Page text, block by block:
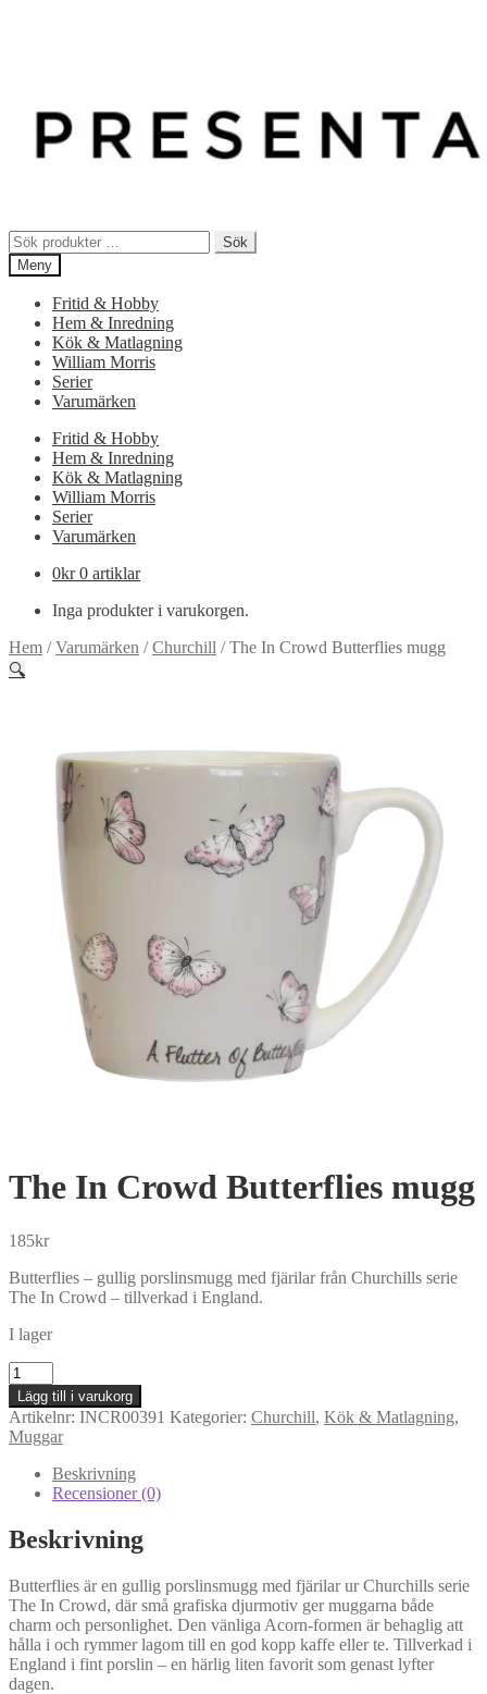
Sök
efter:
Sök
Meny
Fritid & Hobby
Hem & Inredning
Kök & Matlagning
William Morris
Serier
Varumärken
Fritid & Hobby
Hem & Inredning
Kök & Matlagning
William Morris
Serier
Varumärken
0kr 0 artiklar
Inga produkter i varukorgen.
Hem /Varumärken /Churchill /The In Crowd Butterflies mugg
🔍
The In Crowd Butterflies mugg
185kr
Butterflies – gullig porslinsmugg med fjärilar från Churchills serie
The In Crowd – tillverkad i England.
I lager
The
In
Crowd
Butterflies
mugg
mängd
Lägg till i varukorg
Artikelnr: INCR00391 Kategorier: Churchill, Kök & Matlagning,
Muggar
Beskrivning
Recensioner (0)
Beskrivning
Butterflies är en gullig porslinsmugg med fjärilar ur Churchills serie
The In Crowd, där små grafiska djurmotiv ger muggarna både
charm och personlighet. Den vänliga Acorn-formen är behaglig att
hålla i och rymmer lagom till en god kopp kaffe eller te. Tillverkad i
England i fint porslin – en härlig liten favorit som genast lyfter
dagen.